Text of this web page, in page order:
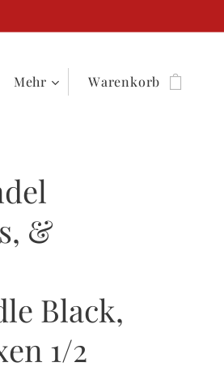
Mehr Warenkorb
&
Black,
1/2